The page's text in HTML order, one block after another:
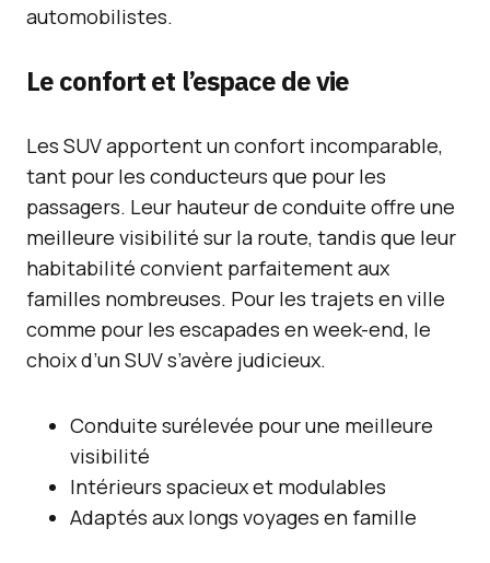
automobilistes.
Le confort et l’espace de vie
Les SUV apportent un confort incomparable,
tant pour les conducteurs que pour les
passagers. Leur hauteur de conduite offre une
meilleure visibilité sur la route, tandis que leur
habitabilité convient parfaitement aux
familles nombreuses. Pour les trajets en ville
comme pour les escapades en week-end, le
choix d’un SUV s’avère judicieux.
Conduite surélevée pour une meilleure
visibilité
Intérieurs spacieux et modulables
Adaptés aux longs voyages en famille